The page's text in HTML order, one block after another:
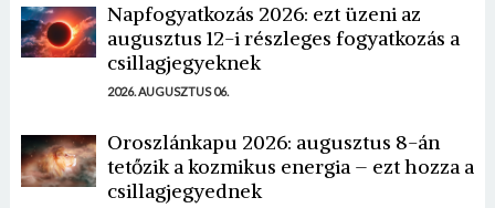
Napfogyatkozás 2026: ezt üzeni az
augusztus 12-i részleges fogyatkozás a
csillagjegyeknek
2026. AUGUSZTUS 06.
Oroszlánkapu 2026: augusztus 8-án
tetőzik a kozmikus energia – ezt hozza a
csillagjegyednek